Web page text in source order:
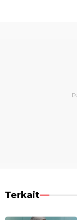
Terkait